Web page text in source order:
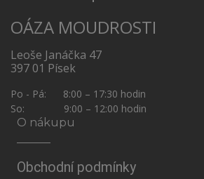
OÁZA MOUDROSTI
Leoše Janáčka 47
397 01 Písek
Po - Pá: 8:00 – 17:30 hodin
So: 9:00 – 12:00 hodin
O nákupu
Obchodní podmínky